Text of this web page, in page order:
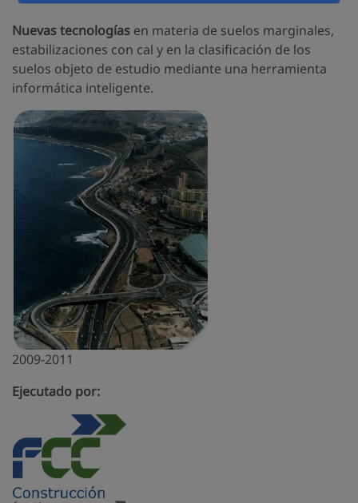
Nuevas tecnologías en materia de suelos marginales,
estabilizaciones con cal y en la clasificación de los
suelos objeto de estudio mediante una herramienta
informática inteligente.
2009-2011
Ejecutado por: